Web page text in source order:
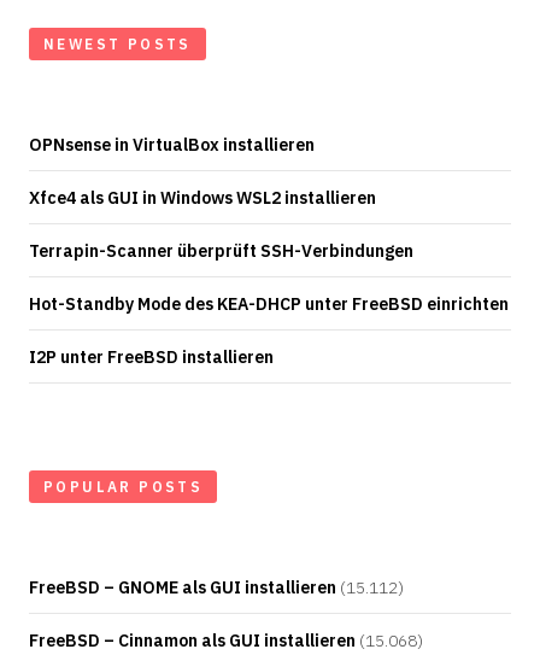
NEWEST POSTS
OPNsense in VirtualBox installieren
Xfce4 als GUI in Windows WSL2 installieren
Terrapin-Scanner überprüft SSH-Verbindungen
Hot-Standby Mode des KEA-DHCP unter FreeBSD einrichten
I2P unter FreeBSD installieren
POPULAR POSTS
FreeBSD – GNOME als GUI installieren (15.112)
FreeBSD – Cinnamon als GUI installieren (15.068)